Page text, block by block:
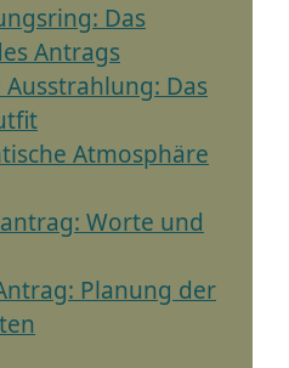
Das
Antrags
Das
Atmosphäre
Worte und
Planung der